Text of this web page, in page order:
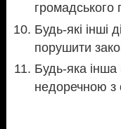
громадського
Будь-які інші
порушити
Будь-яка
недоречною з